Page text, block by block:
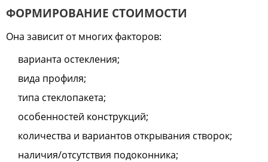
ФОРМИРОВАНИЕ СТОИМОСТИ
Она зависит от многих факторов:
варианта остекления;
вида профиля;
типа стеклопакета;
особенностей конструкций;
количества и вариантов открывания створок;
наличия/отсутствия подоконника;